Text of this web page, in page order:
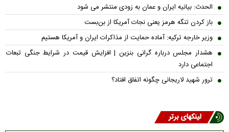
الحدث: بیانیه ایران و عمان به زودی منتشر می شود
باز کردن تنگه هرمز یعنی نجات آمریکا از بن‌بست
وزیر خارجه ترکیه: آماده حمایت از مذاکرات ایران و آمریکا هستیم
هشدار مجلس درباره گرانی بنزین | افزایش قیمت در شرایط جنگی تبعات
اجتماعی دارد
ترور شهید لاریجانی چگونه اتفاق افتاد؟
لینکهای برتر